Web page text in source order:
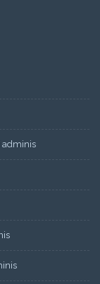
adminis